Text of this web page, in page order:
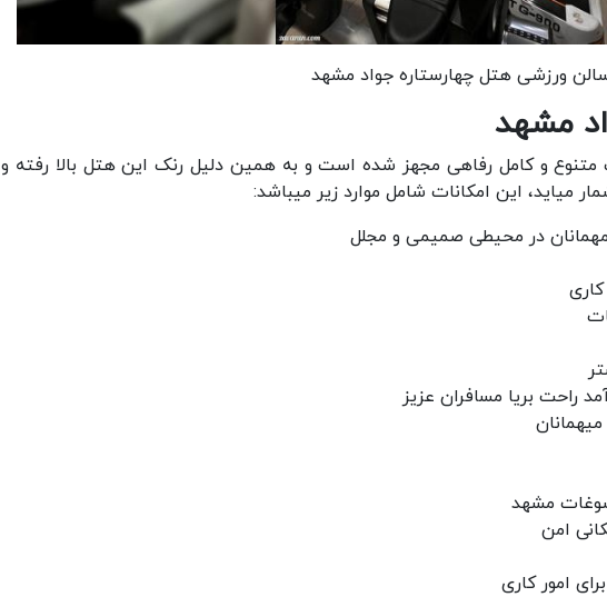
ورزشی هتل چهارستاره جواد مشهد
مشهد
متنوع و کامل رفاهی مجهز شده است و به همین دلیل رنک این هتل بالا رفته و
این امکانات شامل موارد زیر میباشد:
مهمانان در محیطی صمیمی و مجلل
راحت بریا مسافران عزیز
مشهد
امن
امور کاری